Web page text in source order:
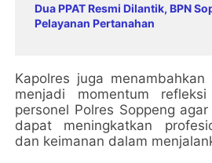
Dua PPAT Resmi Dilantik, BPN
Pelayanan Pertanahan
Kapolres juga
menjadi momentum
personel Polres Soppeng
dapat meningkatkan
dan keimanan dalam